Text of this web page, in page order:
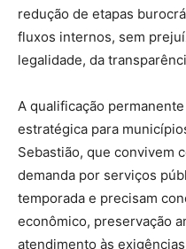
redução de etapas
fluxos internos, sem
legalidade, da
A qualificação
estratégica para
Sebastião, que convivem
demanda por serviços
temporada e precisam
econômico, preservação
atendimento às